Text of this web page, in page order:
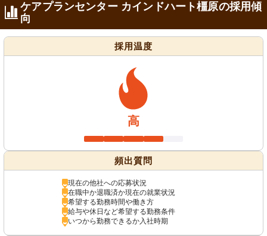
ケアプランセンター カインドハート橿原の採用傾
向
採用温度
高
頻出質問
現在の他社への応募状況
在職中か退職済か現在の就業状況
希望する勤務時間や働き方
給与や休日など希望する勤務条件
いつから勤務できるか入社時期